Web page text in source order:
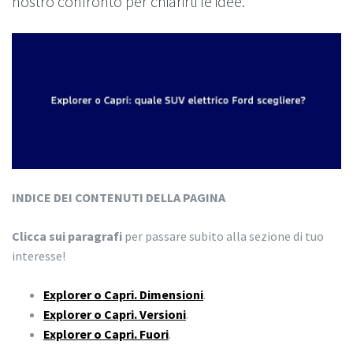
INDICE DEI CONTENUTI DELLA PAGINA
Clicca sui paragrafi per passare subito alla sezione di tuo
interesse!
Explorer o Capri. Dimensioni.
Explorer o Capri. Versioni.
Explorer o Capri. Fuori.